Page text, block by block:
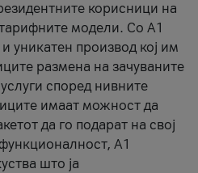
корисници на
модели. Со A1
уникатен производ кој им
размена на зачуваните
според нивните
имаат можност да
да го подарат на свој
А1
што ја